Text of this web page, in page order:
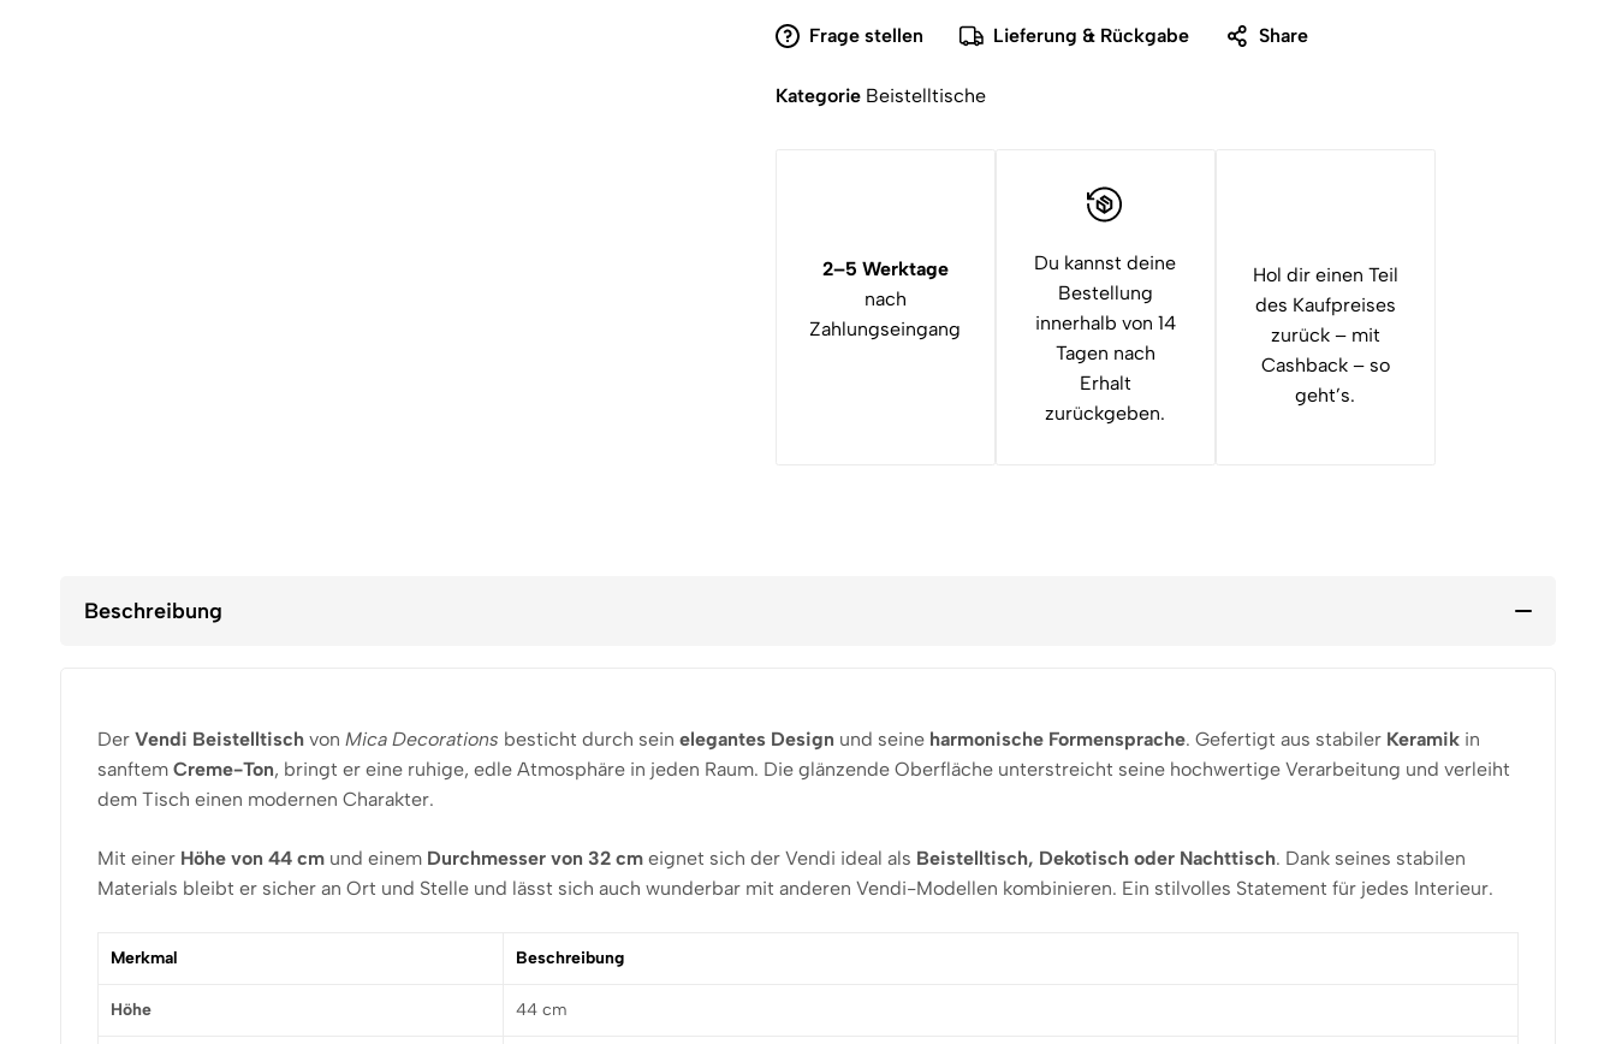
Frage stellen Lieferung & Rückgabe Share
Kategorie Beistelltische
2–5 Werktage
nach
Zahlungseingang
Du kannst deine
Bestellung
innerhalb von 14
Tagen nach
Erhalt
zurückgeben.
Hol dir einen Teil
des Kaufpreises
zurück – mit
Cashback – so
geht’s.
Beschreibung
Der Vendi Beistelltisch von Mica Decorations besticht durch sein elegantes Design und seine harmonische Formensprache. Gefertigt aus stabiler Keramik in
sanftem Creme-Ton, bringt er eine ruhige, edle Atmosphäre in jeden Raum. Die glänzende Oberfläche unterstreicht seine hochwertige Verarbeitung und verleiht
dem Tisch einen modernen Charakter.
Mit einer Höhe von 44 cm und einem Durchmesser von 32 cm eignet sich der Vendi ideal als Beistelltisch, Dekotisch oder Nachttisch. Dank seines stabilen
Materials bleibt er sicher an Ort und Stelle und lässt sich auch wunderbar mit anderen Vendi-Modellen kombinieren. Ein stilvolles Statement für jedes Interieur.
Merkmal Beschreibung
Höhe 44 cm